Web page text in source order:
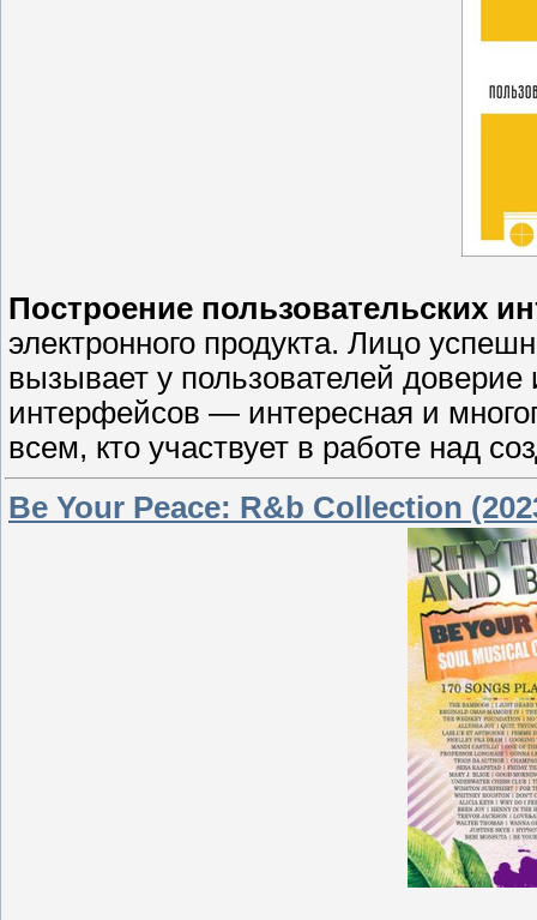
Построение пользовательских
электронного продукта. Лицо
вызывает у пользователей
интерфейсов — интересная и
всем, кто участвует в работе над
Be Your Peace: R&b Collection